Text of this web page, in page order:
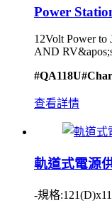
Power
12Volt Power to
AND
#QA118U
查看詳情
軌道式電源
-規格